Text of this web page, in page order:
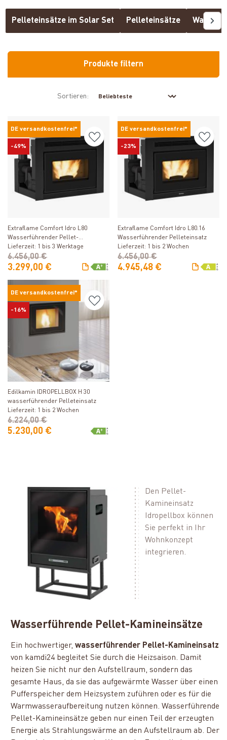
Pelleteinsätze im Solar Set Pelleteinsätze
Produkte filtern
Sortieren:
DE versandkostenfrei*
-49%
Extraflame Comfort Idro L80
Wasserführender Pellet-
Kamineinsatz
Lieferzeit: 1 bis 3 Werktage
3.299,00 €
6.456,00 €
DE versandkostenfrei*
-23%
Extraflame Comfort Idro L80.16
Wasserführender Pelleteinsatz
Lieferzeit: 1 bis 2 Wochen
4.945,48 €
6.456,00 €
DE versandkostenfrei*
-16%
Produkt ansehen
Edilkamin IDROPELLBOX H 30
wasserführender Pelleteinsatz
Lieferzeit: 1 bis 2 Wochen
5.230,00 €
6.224,00 €
Den Pellet-
Kamineinsatz
Idropellbox können
Sie perfekt in Ihr
Wohnkonzept
integrieren.
Wasserführende Pellet-Kamineinsätze
Ein hochwertiger,wasserführender Pellet-Kamineinsatz
von kamdi24 begleitet Sie durch die Heizsaison. Damit
heizen Sie nicht nur den Aufstellraum, sondern das
gesamte Haus, da sie das aufgewärmte Wasser über einen
Pufferspeicher dem Heizsystem zuführen oder es für die
Warmwasseraufbereitung nutzen können. Wasserführende
Pellet-Kamineinsätze geben nur einen Teil der erzeugten
Energie als Strahlungswärme an den Aufstellraum ab. Der